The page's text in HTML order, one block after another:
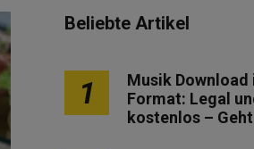
Beliebte Artikel
1
Musik Download
Format: Legal
kostenlos –